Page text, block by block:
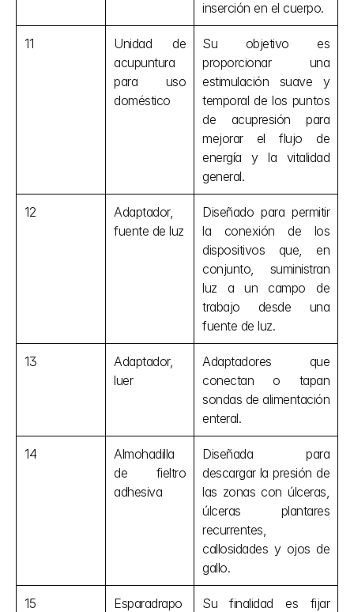
inserción en el cuerpo.
11
Unidad de
acupuntura
para uso
doméstico
Su objetivo es
proporcionar una
estimulación suave y
temporal de los puntos
de acupresión para
mejorar el flujo de
energía y la vitalidad
general.
12
Adaptador,
fuente de luz
Diseñado para permitir
la conexión de los
dispositivos que, en
conjunto, suministran
luz a un campo de
trabajo desde una
fuente de luz.
13
Adaptador,
luer
Adaptadores que
conectan o tapan
sondas de alimentación
enteral.
14
Almohadilla
de fieltro
adhesiva
Diseñada para
descargar la presión de
las zonas con úlceras,
úlceras plantares
recurrentes,
callosidades y ojos de
gallo.
15
Esparadrapo
Su finalidad es fijar